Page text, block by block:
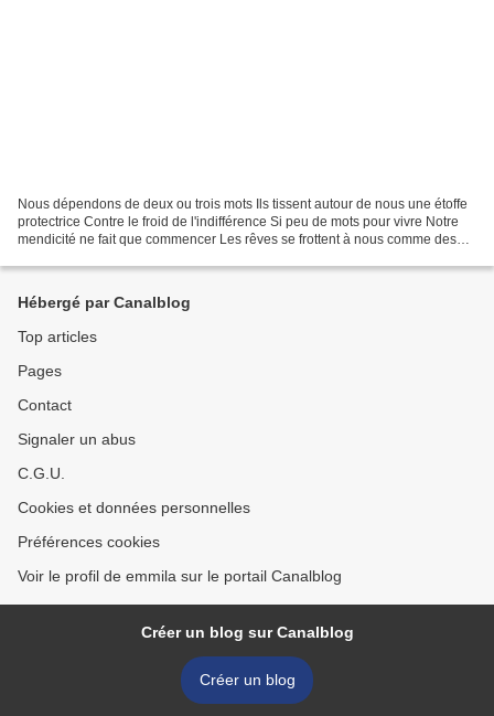
Nous dépendons de deux ou trois mots Ils tissent autour de nous une étoffe
protectrice Contre le froid de l'indifférence Si peu de mots pour vivre Notre
mendicité ne fait que commencer Les rêves se frottent à nous comme des
Hébergé par Canalblog
Top articles
Pages
Contact
Signaler un abus
C.G.U.
Cookies et données personnelles
Préférences cookies
Voir le profil de emmila sur le portail Canalblog
Créer un blog sur Canalblog
Créer un blog